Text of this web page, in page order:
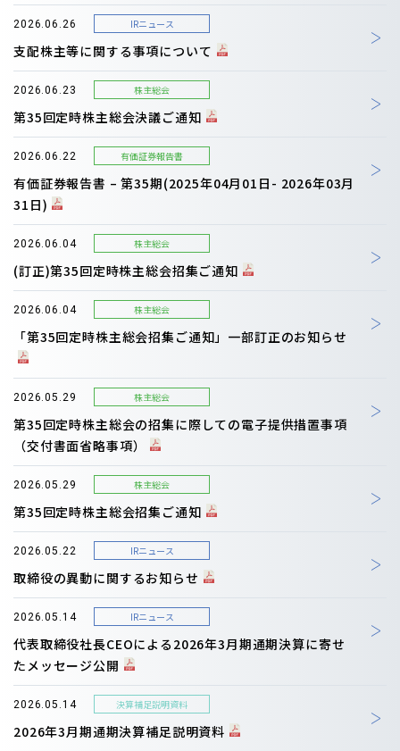
2026.06.26 IRニュース
支配株主等に関する事項について
2026.06.23 株主総会
第35回定時株主総会決議ご通知
2026.06.22 有価証券報告書
有価証券報告書 – 第35期(2025年04月01日- 2026年03月
31日)
2026.06.04 株主総会
(訂正)第35回定時株主総会招集ご通知
2026.06.04 株主総会
「第35回定時株主総会招集ご通知」一部訂正のお知らせ
2026.05.29 株主総会
第35回定時株主総会の招集に際しての電子提供措置事項
（交付書面省略事項）
2026.05.29 株主総会
第35回定時株主総会招集ご通知
2026.05.22 IRニュース
取締役の異動に関するお知らせ
2026.05.14 IRニュース
代表取締役社長CEOによる2026年3月期通期決算に寄せ
たメッセージ公開
2026.05.14 決算補足説明資料
2026年3月期通期決算補足説明資料